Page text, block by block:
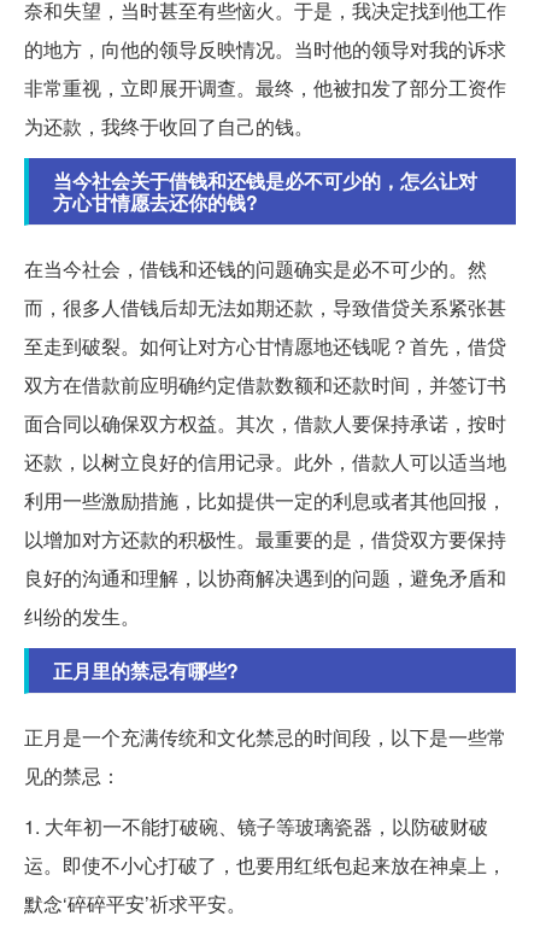
奈和失望，当时甚至有些恼火。于是，我决定找到他工作
的地方，向他的领导反映情况。当时他的领导对我的诉求
非常重视，立即展开调查。最终，他被扣发了部分工资作
为还款，我终于收回了自己的钱。
当今社会关于借钱和还钱是必不可少的，怎么让对
方心甘情愿去还你的钱?
在当今社会，借钱和还钱的问题确实是必不可少的。然
而，很多人借钱后却无法如期还款，导致借贷关系紧张甚
至走到破裂。如何让对方心甘情愿地还钱呢？首先，借贷
双方在借款前应明确约定借款数额和还款时间，并签订书
面合同以确保双方权益。其次，借款人要保持承诺，按时
还款，以树立良好的信用记录。此外，借款人可以适当地
利用一些激励措施，比如提供一定的利息或者其他回报，
以增加对方还款的积极性。最重要的是，借贷双方要保持
良好的沟通和理解，以协商解决遇到的问题，避免矛盾和
纠纷的发生。
正月里的禁忌有哪些?
正月是一个充满传统和文化禁忌的时间段，以下是一些常
见的禁忌：
1. 大年初一不能打破碗、镜子等玻璃瓷器，以防破财破
运。即使不小心打破了，也要用红纸包起来放在神桌上，
默念‘碎碎平安’祈求平安。